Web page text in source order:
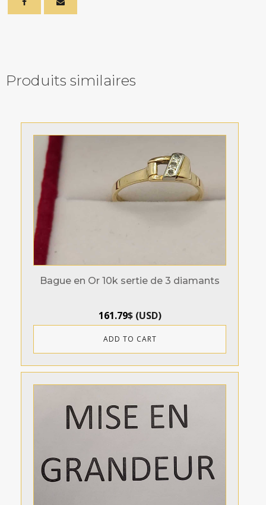
Produits similaires
Bague en Or 10k sertie de 3 diamants
161.79$(USD)
ADD TO CART